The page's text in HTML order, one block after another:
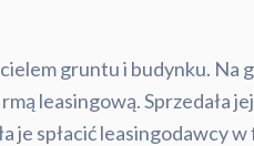
gruntu i budynku.
leasingową. Sprzedała
je spłacić leasingodawcy